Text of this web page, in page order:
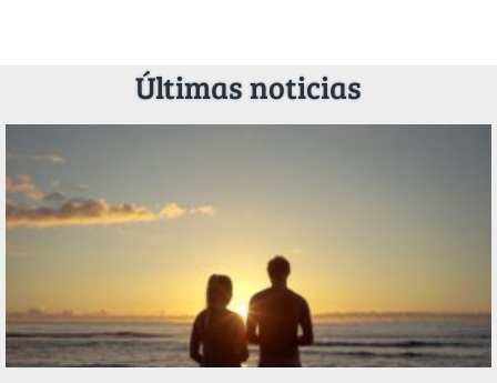
Últimas noticias